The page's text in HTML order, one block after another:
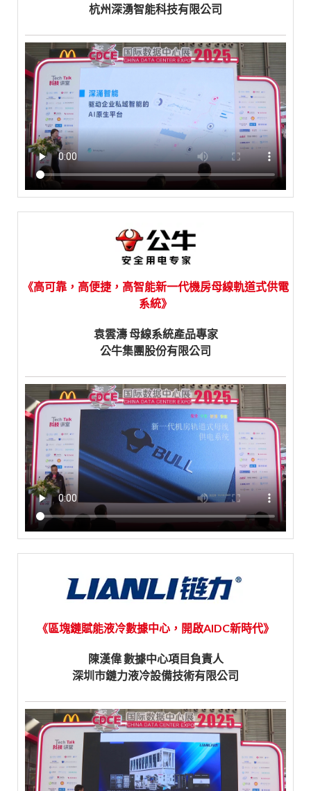
杭州深湧智能科技有限公司
《高可靠，高便捷，高智能新一代機房母線軌道式供電
系統》
袁雲濤 母線系統產品專家
公牛集團股份有限公司
《區塊鏈賦能液冷數據中心，開啟AIDC新時代》
陳漢偉 數據中心項目負責人
深圳市鏈力液冷設備技術有限公司